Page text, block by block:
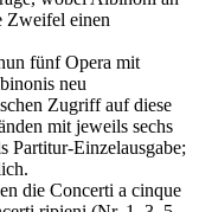
Zweifel einen
fünf Opera mit
neu
Zugriff auf diese
mit jeweils sechs
Partitur-Einzelausgabe;
die Concerti a cinque